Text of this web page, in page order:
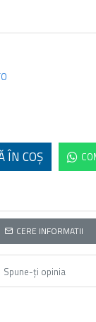
Spune-ţi opinia
ÎN COŞ
CERE INFORMATII